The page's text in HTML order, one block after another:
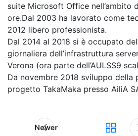
suite Microsoft Office nell’ambito
ore.Dal 2003 ha lavorato come
2012 libero professionista.
Dal 2014 al 2018 si è occupato
giornaliera dell’infrastruttura
Verona (ora parte dell’AULSS9
Da novembre 2018 sviluppo
progetto TakaMaka presso AiliA
Newer